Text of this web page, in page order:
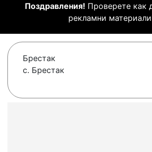
Поздравления! Проверете как
рекламни
Брестак
с. Брестак